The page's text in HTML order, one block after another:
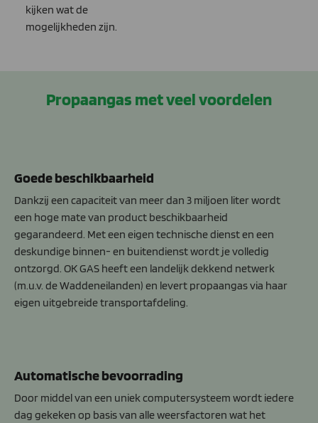
kijken wat de
mogelijkheden zijn.
Propaangas met veel voordelen
Goede beschikbaarheid
Dankzij een capaciteit van meer dan 3 miljoen liter wordt
een hoge mate van product beschikbaarheid
gegarandeerd. Met een eigen technische dienst en een
deskundige binnen- en buitendienst wordt je volledig
ontzorgd. OK GAS heeft een landelijk dekkend netwerk
(m.u.v. de Waddeneilanden) en levert propaangas via haar
eigen uitgebreide transportafdeling.
Automatische bevoorrading
Door middel van een uniek computersysteem wordt iedere
dag gekeken op basis van alle weersfactoren wat het